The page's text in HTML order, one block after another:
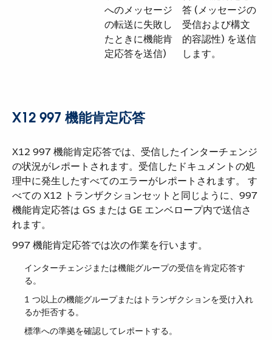
へのメッセージ
の転送に失敗し
たときに機能肯
定応答を送信)
答 (メッセージの
受信および構文
的容認性) を送信
します。
X12 997 機能肯定応答
X12 997 機能肯定応答では、受信したインターチェンジ
の状況がレポートされます。受信したドキュメントの処
理中に発生したすべてのエラーがレポートされます。 す
べての X12 トランザクションセットと同じように、997
機能肯定応答は GS または GE エンベロープ内で送信さ
れます。
997 機能肯定応答では次の作業を行います。
インターチェンジまたは機能グループの受信を肯定応答す
る。
1 つ以上の機能グループまたはトランザクションを受け入れ
るか拒否する。
標準への準拠を確認してレポートする。